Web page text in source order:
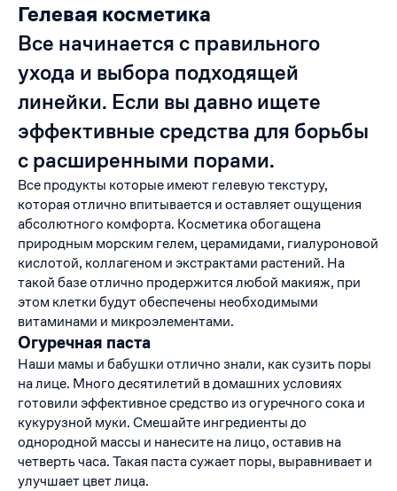
Гелевая косметика
Все начинается с правильного
ухода и выбора подходящей
линейки. Если вы давно ищете
эффективные средства для борьбы
с расширенными порами.
Все продукты которые имеют гелевую текстуру,
которая отлично впитывается и оставляет ощущения
абсолютного комфорта. Косметика обогащена
природным морским гелем, церамидами, гиалуроновой
кислотой, коллагеном и экстрактами растений. На
такой базе отлично продержится любой макияж, при
этом клетки будут обеспечены необходимыми
витаминами и микроэлементами.
Огуречная паста
Наши мамы и бабушки отлично знали, как сузить поры
на лице. Много десятилетий в домашних условиях
готовили эффективное средство из огуречного сока и
кукурузной муки. Смешайте ингредиенты до
однородной массы и нанесите на лицо, оставив на
четверть часа. Такая паста сужает поры, выравнивает и
улучшает цвет лица.